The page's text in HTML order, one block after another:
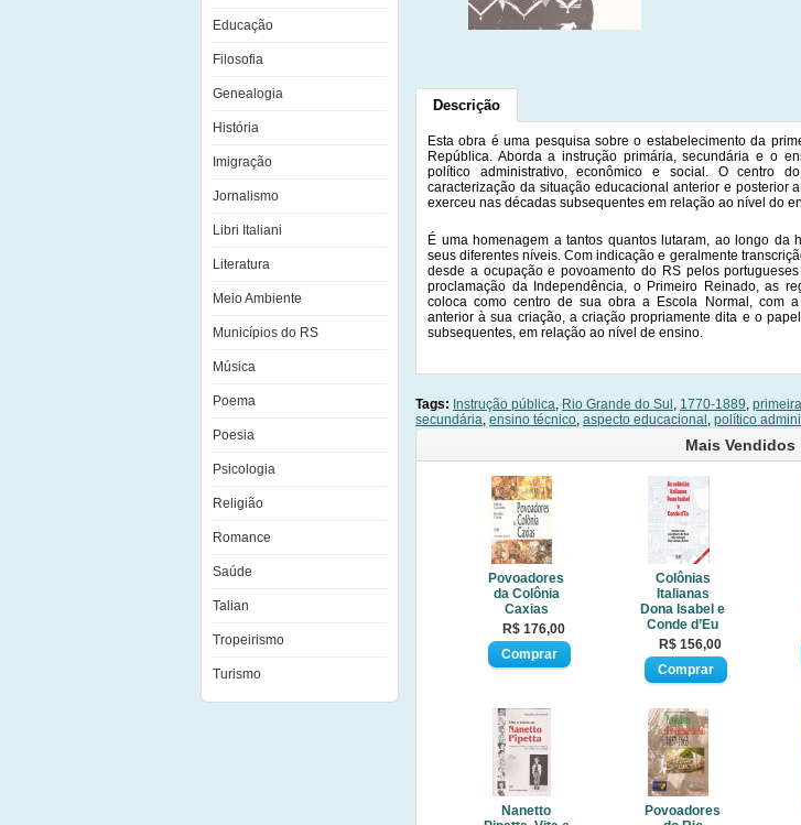
Educação
Filosofia
Genealogia
História
Imigração
Jornalismo
Libri Italiani
Literatura
Meio Ambiente
Municípios do RS
Música
Poema
Poesia
Psicologia
Religião
Romance
Saúde
Talian
Tropeirismo
Turismo
Descrição
Esta obra é uma pesquisa sobre o estabelecimento da
República. Aborda a instrução primária, secundária e o
político administrativo, econômico e social. O centro
caracterização da situação educacional anterior e posterior
exerceu nas décadas subsequentes em relação ao nível do
É uma homenagem a tantos quantos lutaram, ao longo da
seus diferentes níveis. Com indicação e geralmente
desde a ocupação e povoamento do RS pelos
proclamação da Independência, o Primeiro Reinado, as
coloca como centro de sua obra a Escola Normal, com a
anterior à sua criação, a criação propriamente dita e o
subsequentes, em relação ao nível de ensino.
Tags: Instrução pública, Rio Grande do Sul , 1770-1889,
secundária, ensino técnico, aspecto educacional , político
Mais Vendidos
Povoadores
da Colônia
Caxias
R$ 176,00
Colônias
Italianas
Dona Isabel e
Conde d’Eu
R$ 156,00
Nanetto
Povoadores